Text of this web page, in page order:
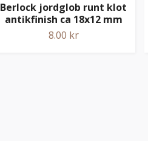
Berlock jordglob runt klot
antikfinish ca 18x12 mm
8.00 kr